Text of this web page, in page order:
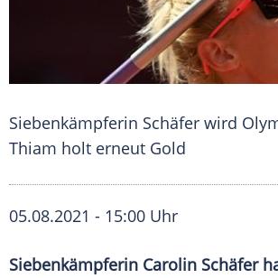
Siebenkämpferin Schäfer wird
Thiam holt erneut Gold
05.08.2021 - 15:00 Uhr
Siebenkämpferin Carolin Schäfer